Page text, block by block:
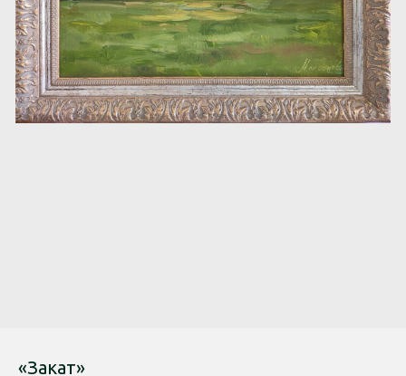
«Закат»